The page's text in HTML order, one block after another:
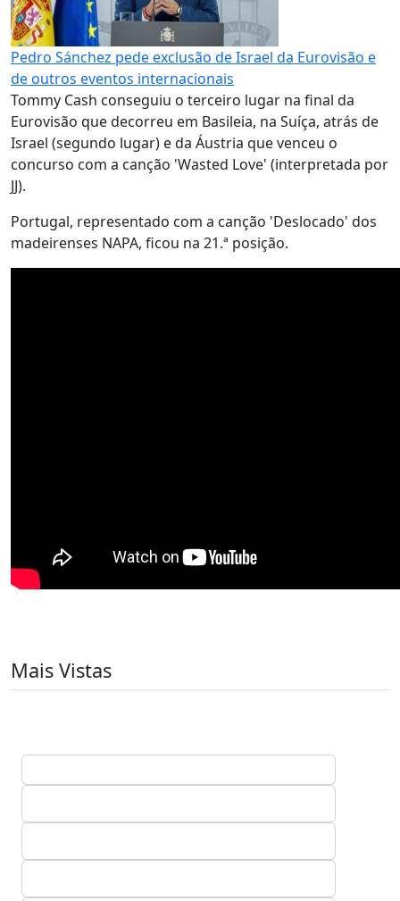
Pedro Sánchez pede exclusão de Israel da Eurovisão e
de outros eventos internacionais
Tommy Cash conseguiu o terceiro lugar na final da
Eurovisão que decorreu em Basileia, na Suíça, atrás de
Israel (segundo lugar) e da Áustria que venceu o
concurso com a canção 'Wasted Love' (interpretada por
JJ).
Portugal, representado com a canção 'Deslocado' dos
madeirenses NAPA, ficou na 21.ª posição.
Mais Vistas